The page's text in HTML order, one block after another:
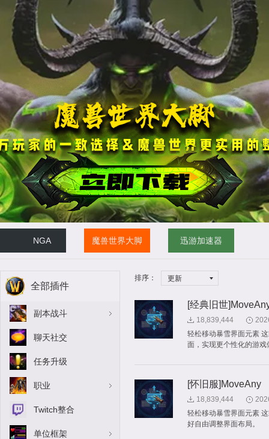
NGA 魔兽世界大脚 迅游加速器
全部插件
副本战斗
聊天社交
任务升级
职业
Twitch整合
单位框架
排序： 更新
[经典旧世
18,839,444
轻松移动暴雪界面元素
面，实现更个性化的游戏
[怀旧服]MoveAny
18,839,444
轻松移动暴雪界面元素
好自由调整界面布局。